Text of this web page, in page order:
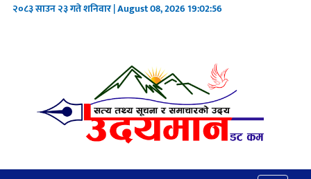
२०८३ साउन २३ गते शनिवार | August 08, 202619:02:56